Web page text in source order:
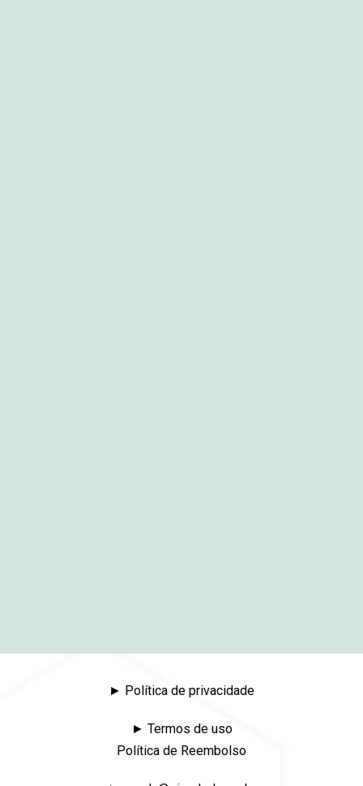
► Política de privacidade
► Termos de uso
Política de Reembolso